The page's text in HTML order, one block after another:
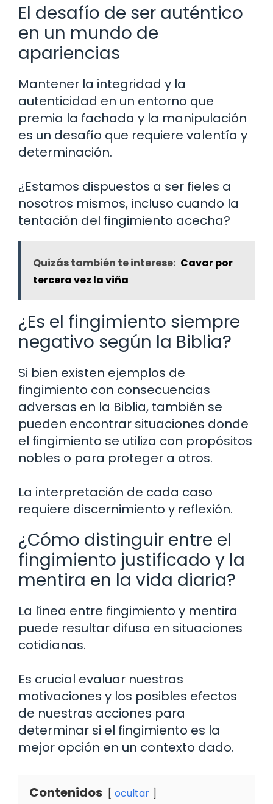
El desafío de ser auténtico
en un mundo de
apariencias
Mantener la integridad y la
autenticidad en un entorno que
premia la fachada y la manipulación
es un desafío que requiere valentía y
determinación.
¿Estamos dispuestos a ser fieles a
nosotros mismos, incluso cuando la
tentación del fingimiento acecha?
Quizás también te interese: Cavar por
tercera vez la viña
¿Es el fingimiento siempre
negativo según la Biblia?
Si bien existen ejemplos de
fingimiento con consecuencias
adversas en la Biblia, también se
pueden encontrar situaciones donde
el fingimiento se utiliza con propósitos
nobles o para proteger a otros.
La interpretación de cada caso
requiere discernimiento y reflexión.
¿Cómo distinguir entre el
fingimiento justificado y la
mentira en la vida diaria?
La línea entre fingimiento y mentira
puede resultar difusa en situaciones
cotidianas.
Es crucial evaluar nuestras
motivaciones y los posibles efectos
de nuestras acciones para
determinar si el fingimiento es la
mejor opción en un contexto dado.
Contenidos ocultar